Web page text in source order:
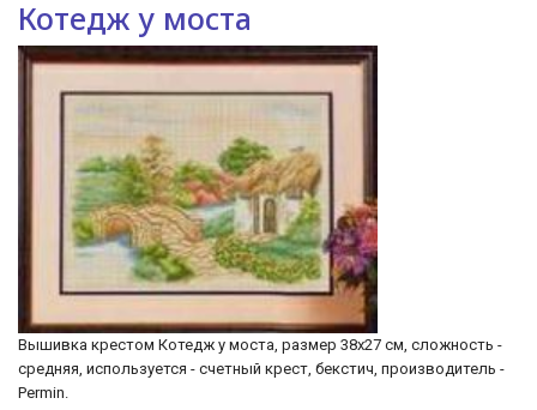
Котедж у моста
Вышивка крестом Котедж у моста, размер 38х27 см, сложность -
средняя, используется - счетный крест, бекстич, производитель -
Permin.